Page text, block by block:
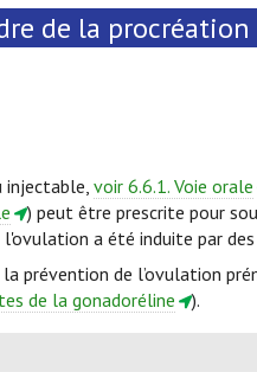
de la
injectable, voir 6.6.1. Voie orale
) peut être prescrite pour
a été induite par
prévention de l’ovulation
de la gonadoréline ).